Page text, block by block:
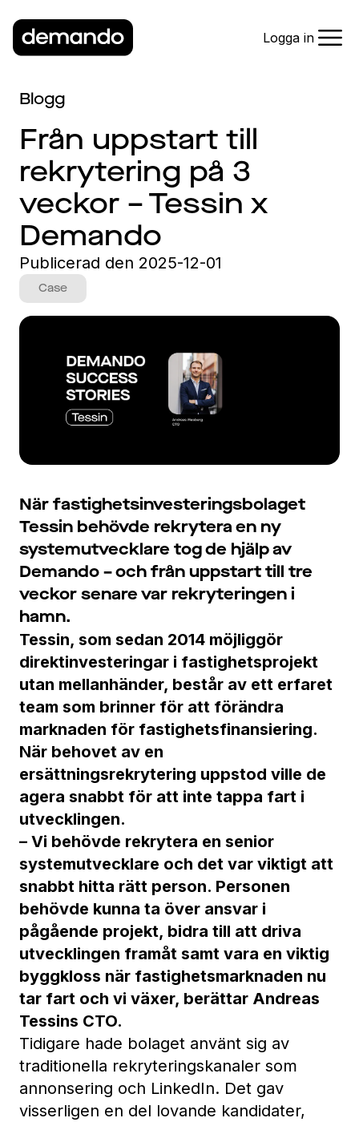
Logga in
Blogg
Från uppstart till
rekrytering på 3
veckor – Tessin x
Demando
Publicerad den 2025-12-01
Case
När fastighetsinvesteringsbolaget
Tessin behövde rekrytera en ny
systemutvecklare tog de hjälp av
Demando – och från uppstart till tre
veckor senare var rekryteringen i
hamn.
Tessin, som sedan 2014 möjliggör
direktinvesteringar i fastighetsprojekt
utan mellanhänder, består av ett erfaret
team som brinner för att förändra
marknaden för fastighetsfinansiering.
När behovet av en
ersättningsrekrytering uppstod ville de
agera snabbt för att inte tappa fart i
utvecklingen.
– Vi behövde rekrytera en senior
systemutvecklare och det var viktigt att
snabbt hitta rätt person. Personen
behövde kunna ta över ansvar i
pågående projekt, bidra till att driva
utvecklingen framåt samt vara en viktig
byggkloss när fastighetsmarknaden nu
tar fart och vi växer, berättar Andreas
Tessins CTO.
Tidigare hade bolaget använt sig av
traditionella rekryteringskanaler som
annonsering och LinkedIn. Det gav
visserligen en del lovande kandidater,